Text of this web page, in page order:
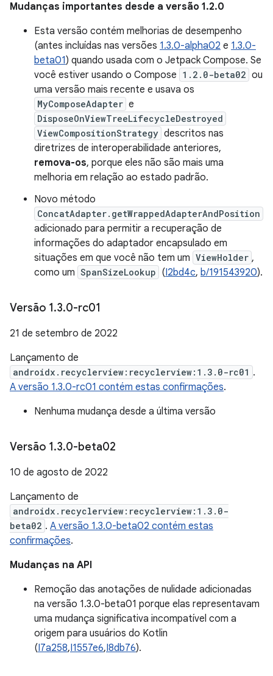
Mudanças importantes desde a versão 1.2.0
Esta versão contém melhorias de desempenho
(antes incluídas nas versões 1.3.0-alpha02 e 1.3.0-
beta01) quando usada com o Jetpack Compose. Se
você estiver usando o Compose 1.2.0-beta02 ou
uma versão mais recente e usava os
MyComposeAdapter e
DisposeOnViewTreeLifecycleDestroyed
ViewCompositionStrategy descritos nas
diretrizes de interoperabilidade anteriores,
remova-os, porque eles não são mais uma
melhoria em relação ao estado padrão.
Novo método
ConcatAdapter.getWrappedAdapterAndPosition
adicionado para permitir a recuperação de
informações do adaptador encapsulado em
situações em que você não tem um ViewHolder ,
como um SpanSizeLookup (I2bd4c, b/191543920).
Versão 1.3.0-rc01
21 de setembro de 2022
Lançamento de
androidx.recyclerview:recyclerview:1.3.0-rc01 .
A versão 1.3.0-rc01 contém estas confirmações.
Nenhuma mudança desde a última versão
Versão 1.3.0-beta02
10 de agosto de 2022
Lançamento de
androidx.recyclerview:recyclerview:1.3.0-
beta02 . A versão 1.3.0-beta02 contém estas
confirmações.
Mudanças na API
Remoção das anotações de nulidade adicionadas
na versão 1.3.0-beta01 porque elas representavam
uma mudança significativa incompatível com a
origem para usuários do Kotlin
(I7a258,I1557e6,I8db76).